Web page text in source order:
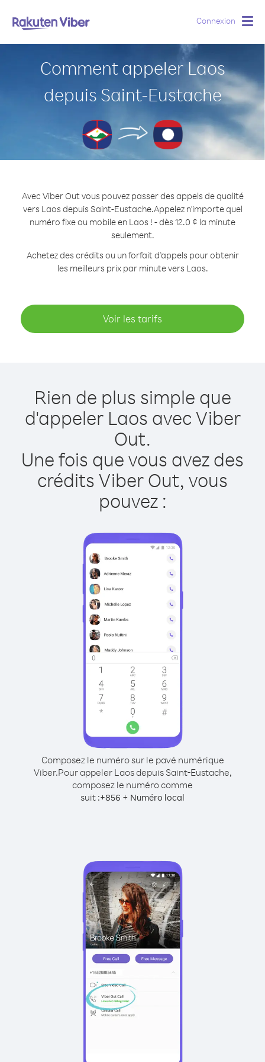
Connexion
Comment appeler Laos
depuis Saint-Eustache
Avec Viber Out vous pouvez passer des appels de qualité
vers Laos depuis Saint-Eustache.Appelez n'importe quel
numéro fixe ou mobile en Laos ! - dès 12.0 ¢ la minute
seulement.
Achetez des crédits ou un forfait d’appels pour obtenir
les meilleurs prix par minute vers Laos.
Voir les tarifs
Rien de plus simple que
d'appeler Laos avec Viber
Out.
Une fois que vous avez des
crédits Viber Out, vous
pouvez :
Composez le numéro sur le pavé numérique
Viber.Pour appeler Laos depuis Saint-Eustache,
composez le numéro comme
suit :+856 + Numéro local